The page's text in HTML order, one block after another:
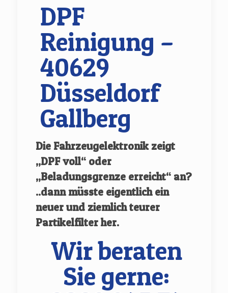
DPF
Reinigung –
40629
Düsseldorf
Gallberg
Die Fahrzeugelektronik zeigt
„DPF voll“ oder
„Beladungsgrenze erreicht“ an?
..dann müsste eigentlich ein
neuer und ziemlich teurer
Partikelfilter her.
Wir beraten
Sie gerne: